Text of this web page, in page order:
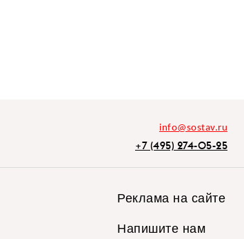
info@sostav.ru
+7 (495) 274-05-25
Реклама на сайте
Напишите нам